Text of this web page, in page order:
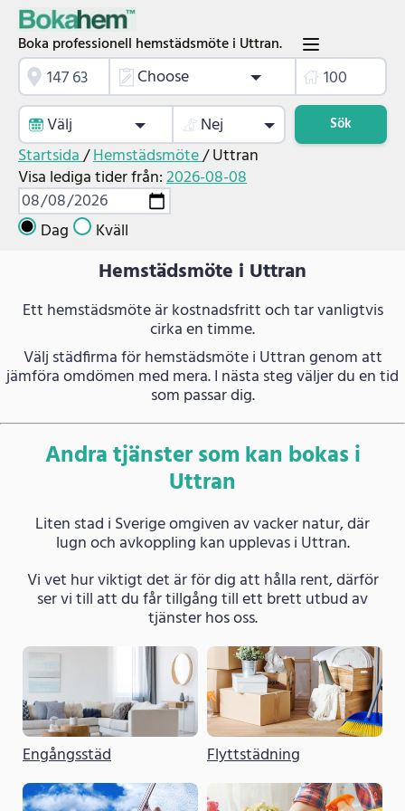
Boka professionell hemstädsmöte i Uttran.
Choose
Välj
Nej Sök
Startsida/Hemstädsmöte/Uttran
Visa lediga tider från:2026-08-08
Dag Kväll
Hemstädsmöte i Uttran
Ett hemstädsmöte är kostnadsfritt och tar vanligtvis
cirka en timme.
Välj städfirma för hemstädsmöte i Uttran genom att
jämföra omdömen med mera. I nästa steg väljer du en tid
som passar dig.
Andra tjänster som kan bokas i
Uttran
Liten stad i Sverige omgiven av vacker natur, där
lugn och avkoppling kan upplevas i Uttran.
Vi vet hur viktigt det är för dig att hålla rent, därför
ser vi till att du får tillgång till ett brett utbud av
tjänster hos oss.
Engångsstäd Flyttstädning